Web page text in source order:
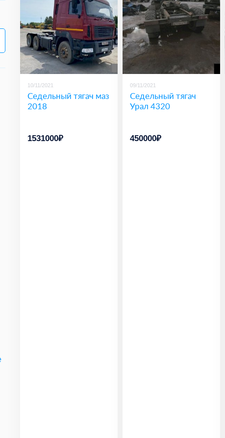
10/11/2021
Седельный тягач маз
2018
1531000₽
09/11/2021
Седельный тягач
Урал 4320
450000₽